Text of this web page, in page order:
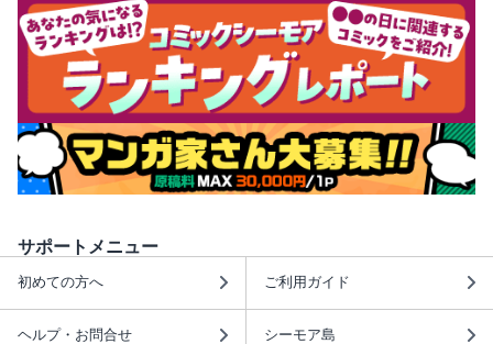
サポートメニュー
初めての方へ ご利用ガイド
ヘルプ・お問合せ シーモア島